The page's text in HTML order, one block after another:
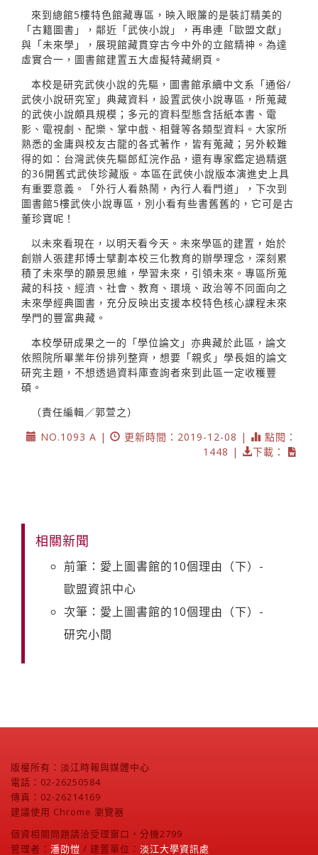
來到總館5樓特色館藏專區，映入眼簾的是裝訂精美的
「古籍圖書」，鄰近「武俠小說」，再串連「歐盟文獻」
與「未來學」，展現館藏貫穿古今中外的立館精神。為達
虛實合一，圖書館建置五大虛擬特藏網頁。
本校是研究武俠小說的先驅，圖書館承續中文系「通俗/
武俠小說研究室」典藏資料，設置武俠小說專區，所蒐藏
的武俠小說頗具規模；多元的資料型態含括紙本書、電
影、電視劇、配樂、掌中戲、相聲等各類型資料。大家所
熟悉的金庸與校友古龍的各式著作，皆有蒐藏；另外較難
得的如：台灣武俠先驅郎紅浣作品，還有專家鑑定過精選
的36開舊式武俠珍藏版。本區在武俠小說版本演進史上具
有重要意義。「外行人看熱鬧，內行人看門道」，下次到
圖書館5樓武俠小說專區，別小看有些書舊舊的，它可是古
董珍寶呢！
以未來看現在，以明天看今天。未來學區的建置，始於
創辦人張建邦博士擘劃本校三化教育的辦學理念，深刻累
積了未來學的願景思維，學習未來，引領未來。專區所蒐
藏的科技、經濟、社會、教育、環境、政治等不同面向之
未來學經典圖書，充分反映出支援本校特色核心課程未來
學門的豐富典藏。
本校學研成果之一的「學位論文」亦典藏於此區，論文
依照院所畢業年份排列整齊，想要「親炙」學長姐的論文
研究主題，不想透過資料庫查詢者來到此區一定收穫豐
碩。
（責任編輯／郭萱之）
NO.1093 A |
更新時間：2019-12-08 |
點閱：
1448 |
下載：
相關新聞
前筆：愛上圖書館的10個理由（下）-
歐盟資訊中心
次筆：愛上圖書館的10個理由（下）-
研究小間
版權所有：淡江時報與媒體中心
電話：02-26250584
傳真：02-26214169
建議使用 Chrome 瀏覽器
個資相關問題請洽受理窗口，分機2799
管理者： 潘劭愷 / 建置單位： 淡江大學資訊處